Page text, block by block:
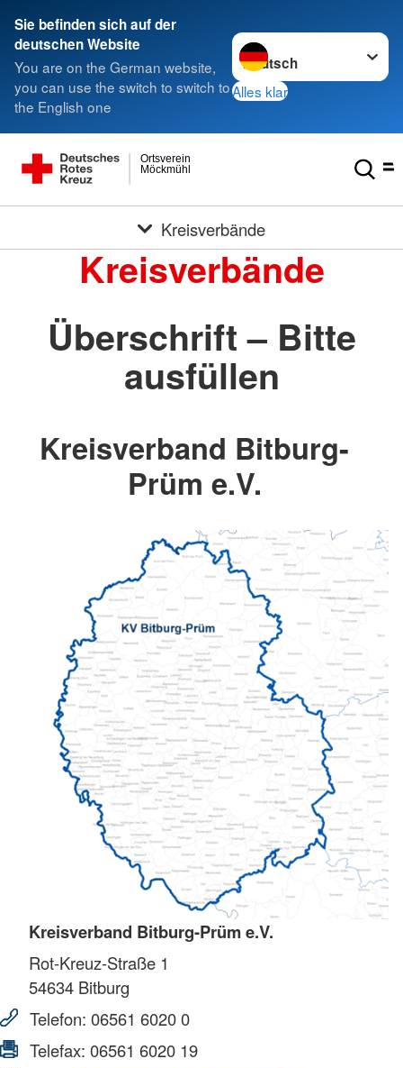
Sie befinden sich auf der
deutschen Website
You are on the German website,
you can use the switch to switch to
the English one
Sprache wechseln zu
Alles klar
Möckmühl
Ortsverein
Kreisverbände
Kreisverbände
Überschrift – Bitte
ausfüllen
Kreisverband Bitburg-
Prüm e.V.
Kreisverband Bitburg-Prüm e.V.
Rot-Kreuz-Straße 1
54634 Bitburg
Telefon: 06561 6020 0
Telefax: 06561 6020 19